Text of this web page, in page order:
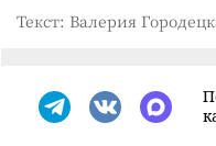
Текст: Валерия